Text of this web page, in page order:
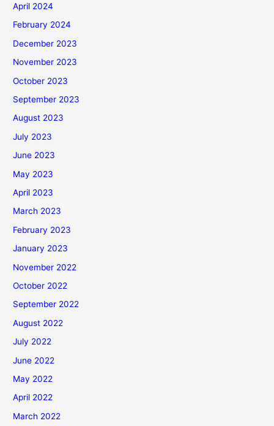
April 2024
February 2024
December 2023
November 2023
October 2023
September 2023
August 2023
July 2023
June 2023
May 2023
April 2023
March 2023
February 2023
January 2023
November 2022
October 2022
September 2022
August 2022
July 2022
June 2022
May 2022
April 2022
March 2022